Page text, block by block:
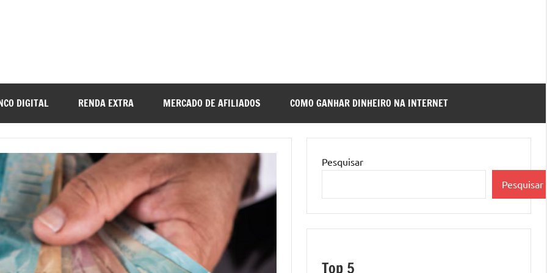
DIGITAL RENDA EXTRA MERCADO DE AFILIADOS COMO GANHAR DINHEIRO NA INTERNET
Pesquisar
Pesquisar
Top 5